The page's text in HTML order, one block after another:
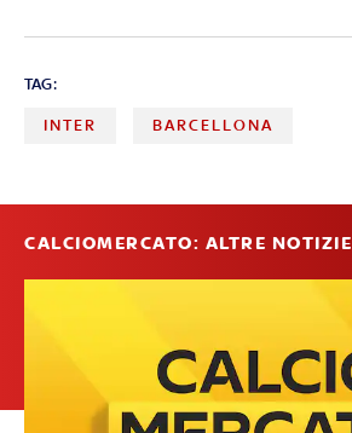
TAG:
INTER BARCELLONA
CALCIOMERCATO: ALTRE NOTIZIE